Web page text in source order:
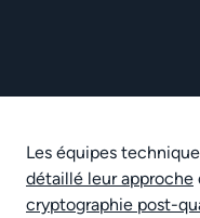
Les équipes
détaillé leur approche
cryptographie post-